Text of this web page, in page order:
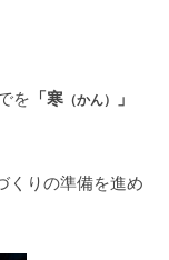
を 「寒 （かん） 」
くりの準備を進め